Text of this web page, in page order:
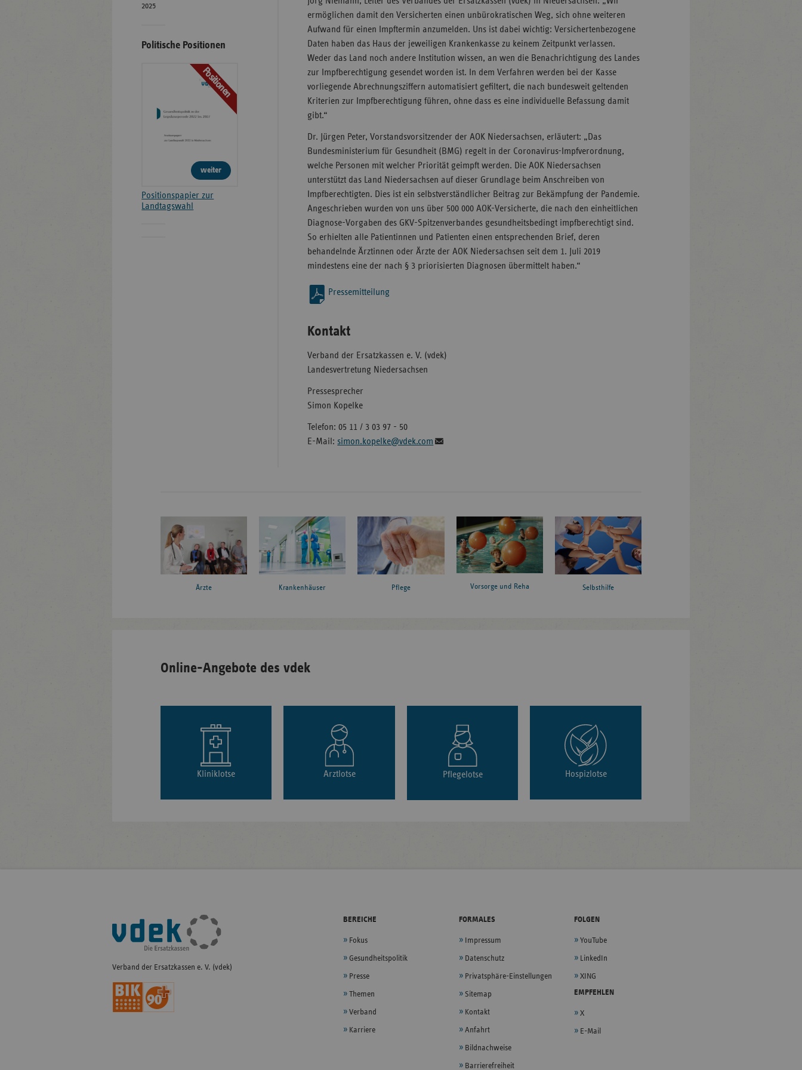
ermöglichen damit den Versicherten einen unbürokratischen Weg, sich ohne weiteren
Aufwand für einen Impftermin anzumelden. Uns ist dabei wichtig: Versichertenbezogene
Daten haben das Haus der jeweiligen Krankenkasse zu keinem Zeitpunkt verlassen.
Weder das Land noch andere Institution wissen, an wen die Benachrichtigung des Landes
zur Impfberechtigung gesendet worden ist. In dem Verfahren werden bei der Kasse
vorliegende Abrechnungsziffern automatisiert gefiltert, die nach bundesweit geltenden
Kriterien zur Impfberechtigung führen, ohne dass es eine individuelle Befassung damit
gibt.“
Dr. Jürgen Peter, Vorstandsvorsitzender der AOK Niedersachsen, erläutert: „Das
Bundesministerium für Gesundheit (BMG) regelt in der Coronavirus-Impfverordnung,
welche Personen mit welcher Priorität geimpft werden. Die AOK Niedersachsen
unterstützt das Land Niedersachsen auf dieser Grundlage beim Anschreiben von
Impfberechtigten. Dies ist ein selbstverständlicher Beitrag zur Bekämpfung der Pandemie.
Angeschrieben wurden von uns über 500 000 AOK-Versicherte, die nach den einheitlichen
Diagnose-Vorgaben des GKV-Spitzenverbandes gesundheitsbedingt impfberechtigt sind.
So erhielten alle Patientinnen und Patienten einen entsprechenden Brief, deren
behandelnde Ärztinnen oder Ärzte der AOK Niedersachsen seit dem 1. Juli 2019
mindestens eine der nach § 3 priorisierten Diagnosen übermittelt haben.“
Pressemitteilung
Kontakt
Verband der Ersatzkassen e. V. (vdek)
Landesvertretung Niedersachsen
Pressesprecher
Simon Kopelke
Telefon: 05 11 / 3 03 97 - 50
E-Mail: simon.kopelke@vdek.com
2025
Politische Positionen
Positionen
weiter
Positionspapier zur
Landtagswahl
Ärzte Krankenhäuser Pflege Vorsorge und Reha Selbsthilfe
Online-Angebote des vdek
Kliniklotse Arztlotse Pflegelotse Hospizlotse
Fußleisten-
Navigation
Verband der Ersatzkassen e. V. (vdek)
BEREICHE
Fokus
Gesundheitspolitik
Presse
Themen
Verband
Karriere
FORMALES
Impressum
Datenschutz
Privatsphäre-Einstellungen
Sitemap
Kontakt
Anfahrt
Bildnachweise
Barrierefreiheit
FOLGEN
YouTube
LinkedIn
XING
EMPFEHLEN
X
E-Mail